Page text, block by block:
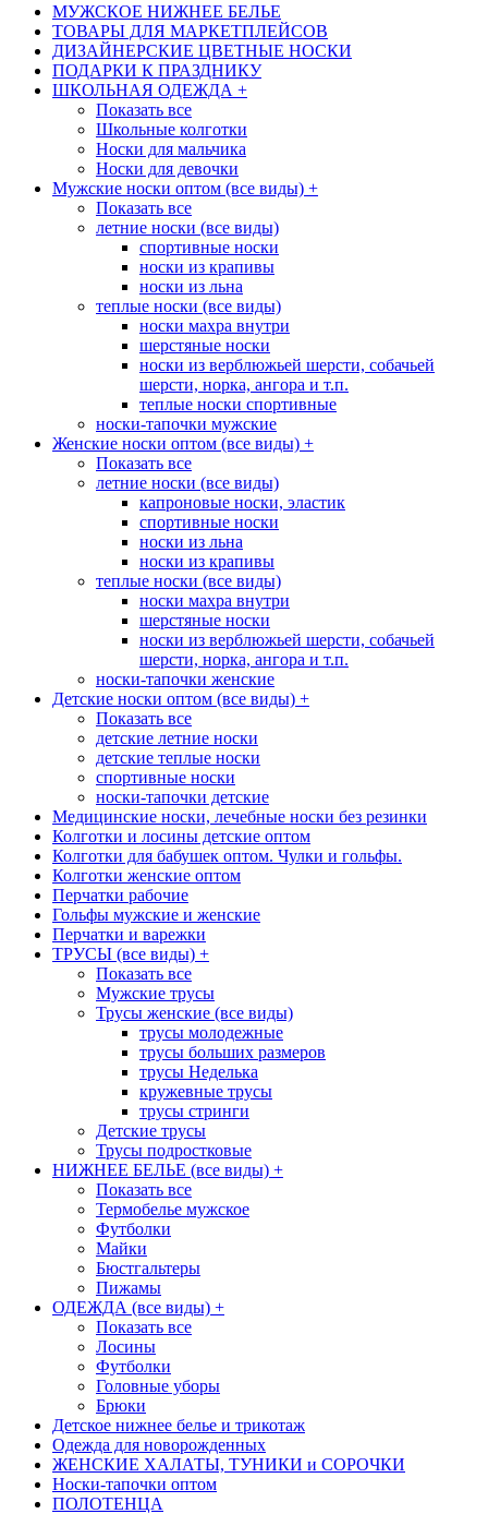
МУЖСКОЕ НИЖНЕЕ БЕЛЬЕ
ТОВАРЫ ДЛЯ МАРКЕТПЛЕЙСОВ
ДИЗАЙНЕРСКИЕ ЦВЕТНЫЕ НОСКИ
ПОДАРКИ К ПРАЗДНИКУ
ШКОЛЬНАЯ ОДЕЖДА +
Показать все
Школьные колготки
Носки для мальчика
Носки для девочки
Мужские носки оптом (все виды) +
Показать все
летние носки (все виды)
спортивные носки
носки из крапивы
носки из льна
теплые носки (все виды)
носки махра внутри
шерстяные носки
носки из верблюжьей шерсти, собачьей
шерсти, норка, ангора и т.п.
теплые носки спортивные
носки-тапочки мужские
Женские носки оптом (все виды) +
Показать все
летние носки (все виды)
капроновые носки, эластик
спортивные носки
носки из льна
носки из крапивы
теплые носки (все виды)
носки махра внутри
шерстяные носки
носки из верблюжьей шерсти, собачьей
шерсти, норка, ангора и т.п.
носки-тапочки женские
Детские носки оптом (все виды) +
Показать все
детские летние носки
детские теплые носки
спортивные носки
носки-тапочки детские
Медицинские носки, лечебные носки без резинки
Колготки и лосины детские оптом
Колготки для бабушек оптом. Чулки и гольфы.
Колготки женские оптом
Перчатки рабочие
Гольфы мужские и женские
Перчатки и варежки
ТРУСЫ (все виды) +
Показать все
Мужские трусы
Трусы женские (все виды)
трусы молодежные
трусы больших размеров
трусы Неделька
кружевные трусы
трусы стринги
Детские трусы
Трусы подростковые
НИЖНЕЕ БЕЛЬЕ (все виды) +
Показать все
Термобелье мужское
Футболки
Майки
Бюстгальтеры
Пижамы
ОДЕЖДА (все виды) +
Показать все
Лосины
Футболки
Головные уборы
Брюки
Детское нижнее белье и трикотаж
Одежда для новорожденных
ЖЕНСКИЕ ХАЛАТЫ, ТУНИКИ и СОРОЧКИ
Носки-тапочки оптом
ПОЛОТЕНЦА